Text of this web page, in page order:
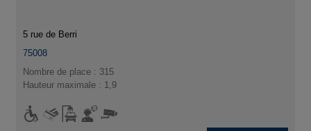
5 rue de Berri
75008
Nombre de place : 315
Hauteur maximale : 1,9